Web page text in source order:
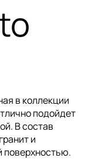
в коллекции
подойдет
В состав
и
поверхностью.